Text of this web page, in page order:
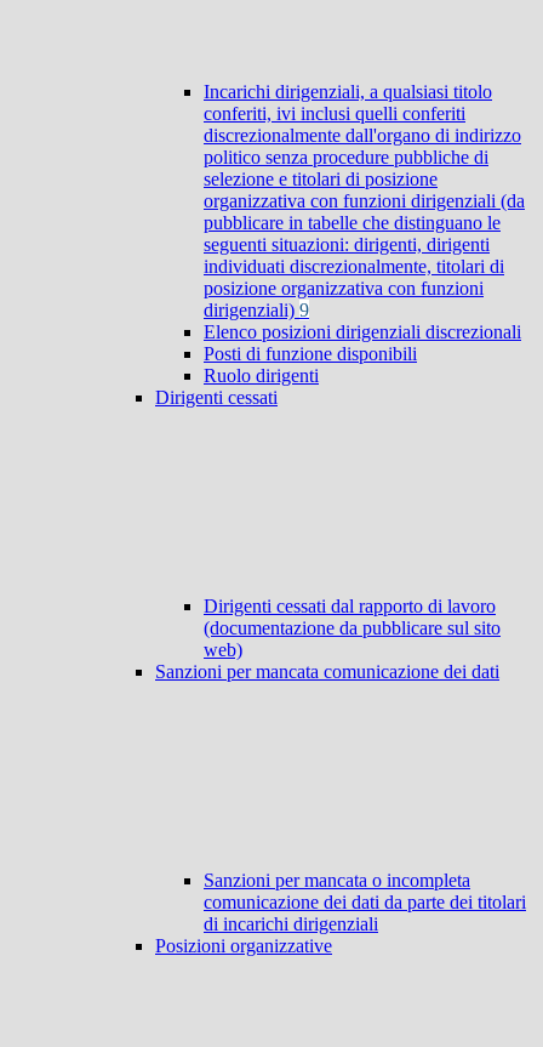
Incarichi dirigenziali, a qualsiasi titolo
conferiti, ivi inclusi quelli conferiti
discrezionalmente dall'organo di indirizzo
politico senza procedure pubbliche di
selezione e titolari di posizione
organizzativa con funzioni dirigenziali (da
pubblicare in tabelle che distinguano le
seguenti situazioni: dirigenti, dirigenti
individuati discrezionalmente, titolari di
posizione organizzativa con funzioni
dirigenziali) 9
Elenco posizioni dirigenziali discrezionali
Posti di funzione disponibili
Ruolo dirigenti
Dirigenti cessati
Dirigenti cessati dal rapporto di lavoro
(documentazione da pubblicare sul sito
web)
Sanzioni per mancata comunicazione dei dati
Sanzioni per mancata o incompleta
comunicazione dei dati da parte dei titolari
di incarichi dirigenziali
Posizioni organizzative